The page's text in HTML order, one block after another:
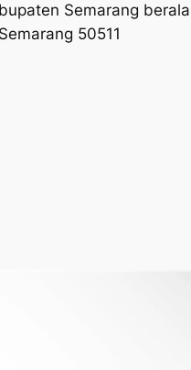
Semarang
50511